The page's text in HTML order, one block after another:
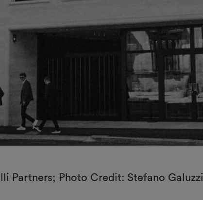
Partners; Photo Credit: Stefano Galuzzi